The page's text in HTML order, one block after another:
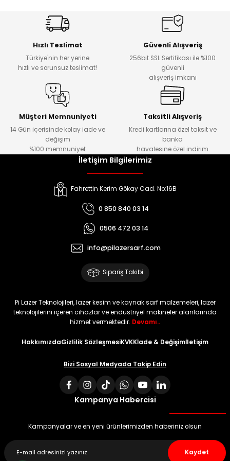
Hızlı Teslimat
Türkiye'nin her yerine
hızlı ve sorunsuz teslimat!
Güvenli Alışveriş
256bit SSL Sertifikası ile %100
güvenli
alışveriş imkanı
Müşteri Memnuniyeti
14 Gün içerisinde kolay iade ve
değişim
%100 memnuniyet
Taksitli Alışveriş
Kredi kartlarına özel taksit ve
banka
havalesine özel indirim
İletişim Bilgilerimiz
Fahrettin Kerim Gökay Cad. No:16B
0 850 840 03 14
0506 472 03 14
info@pilazersarf.com
Sipariş Takibi
Pi Lazer Teknolojileri, lazer kesim ve kaynak sarf malzemeleri, lazer
teknolojilerini içeren cihazlar ve endüstriyel makineler alanlarında
hizmet vermektedir. Devamı..
HakkımızdaGizlilik SözleşmesiKVKKİade & Değişimİletişim
Bizi Sosyal Medyada Takip Edin
Kampanya Habercisi
Kampanyalar ve en yeni ürünlerimizden haberiniz olsun
Kaydet